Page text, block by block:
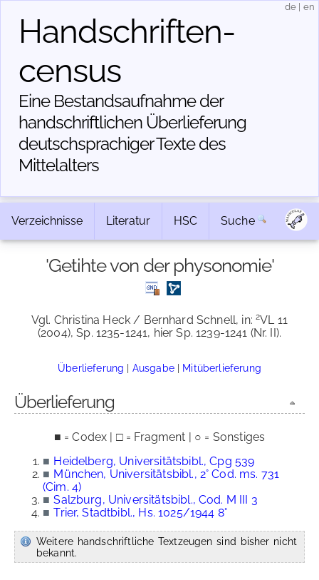
Handschriften­
census
Eine Bestandsaufnahme der
handschriftlichen Über­lieferung
deutschsprachiger Texte des
Mittelalters
de en
Verzeichnisse Literatur HSC Suche
'Getihte von der physonomie'
Vgl. Christina Heck / Bernhard Schnell, in:2VL 11
(2004), Sp. 1235-1241, hier Sp. 1239-1241 (Nr. II).
Überlieferung | Ausgabe| Mitüberlieferung
Überlieferung
■ = Codex | □ = Fragment | ○ = Sonstiges
■ Heidelberg, Universitätsbibl., Cpg 539
■ München, Universitätsbibl., 2° Cod. ms. 731
(Cim. 4)
■ Salzburg, Universitätsbibl., Cod. M III 3
■ Trier, Stadtbibl., Hs. 1025/1944 8°
Weitere handschriftliche Textzeugen sind bisher nicht
bekannt.